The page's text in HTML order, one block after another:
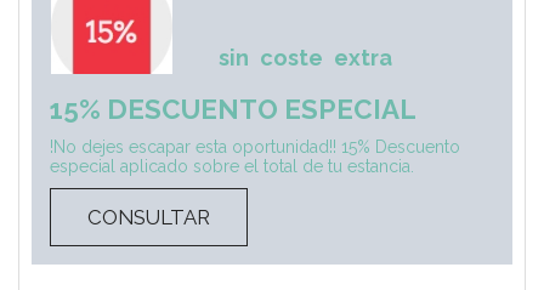
sin coste extra
15% DESCUENTO ESPECIAL
!No dejes escapar esta oportunidad!! 15% Descuento
especial aplicado sobre el total de tu estancia.
CONSULTAR